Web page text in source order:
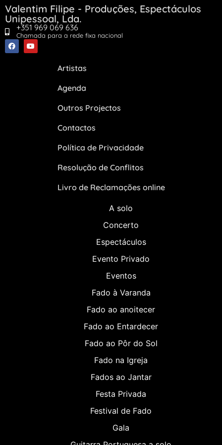
Valentim Filipe - Produções, Espectáculos
Unipessoal, Lda.
+351 969 069 636
Chamada para a rede fixa nacional
Artistas
Agenda
Outros Projectos
Contactos
Política de Privacidade
Resolução de Conflitos
Livro de Reclamações online
A solo
Concerto
Espectáculos
Evento Privado
Eventos
Fado à Varanda
Fado ao anoitecer
Fado ao Entardecer
Fado ao Pôr do Sol
Fado na Igreja
Fados ao Jantar
Festa Privada
Festival de Fado
Gala